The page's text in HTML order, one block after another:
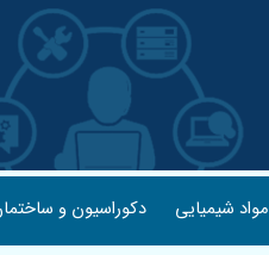
مواد شیمیایی دکوراسیون و